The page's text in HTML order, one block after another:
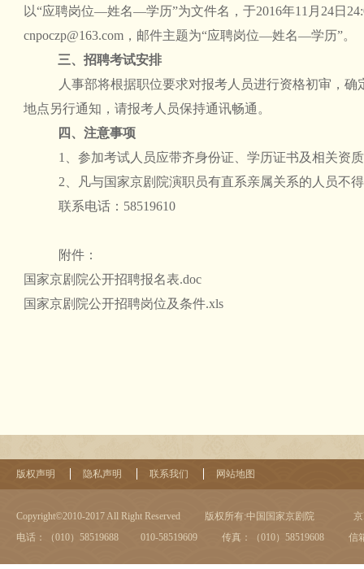
以“应聘岗位—姓名—学历”为文件名，于2016年11月24日
cnpoczp@163.com，邮件主题为“应聘岗位—姓名—学历”。
三、招聘考试安排
人事部将根据职位要求对报考人员进行资格初审，
地点另行通知，请报考人员保持通讯畅通。
四、注意事项
1、参加考试人员应带齐身份证、学历证书及相关资
2、凡与国家京剧院演职员有直系亲属关系的人员不
联系电话：58519610
附件：
国家京剧院公开招聘报名表.doc
国家京剧院公开招聘岗位及条件.xls
版权声明 隐私声明 联系我们 网站地图
Copyright©2010-2017 All Right Reserved 版权所有:中国国家京剧院
电话：（010）58519688 010-58519609
传真：（010）58519608 信